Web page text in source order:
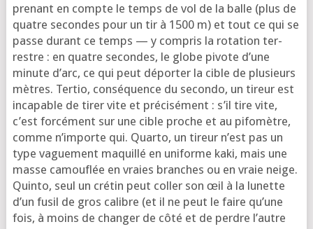
pre­nant en compte le temps de vol de la balle (plus de
quatre secondes pour un tir à 1500 m) et tout ce qui se
passe durant ce temps — y com­pris la rota­tion ter­
restre : en quatre secondes, le globe pivote d’une
minute d’arc, ce qui peut dépor­ter la cible de plu­sieurs
mètres. Tertio, consé­quence du secon­do, un tireur est
inca­pable de tirer vite et pré­ci­sé­ment : s’il tire vite,
c’est for­cé­ment sur une cible proche et au pifo­mètre,
comme n’im­porte qui. Quarto, un tireur n’est pas un
type vague­ment maquillé en uni­forme kaki, mais une
masse camou­flée en vraies branches ou en vraie neige.
Quinto, seul un cré­tin peut col­ler son œil à la lunette
d’un fusil de gros calibre (et il ne peut le faire qu’une
fois, à moins de chan­ger de côté et de perdre l’autre